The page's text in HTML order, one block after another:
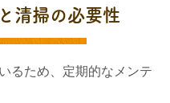
清掃の必要性
るため、定期的なメンテ